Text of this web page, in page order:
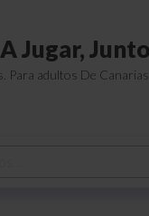
Jugar,
Para adultos De Canarias